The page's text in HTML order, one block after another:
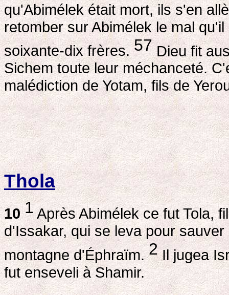
qu'Abimélek était mort, ils s'en
retomber sur Abimélek le mal
soixante-dix frères.57Dieu fit
Sichem toute leur méchanceté.
malédiction de Yotam, fils de
Thola
10 1Après Abimélek ce fut Tola,
d'Issakar, qui se leva pour
montagne d'Éphraïm.2Il jugea
fut enseveli à Shamir.